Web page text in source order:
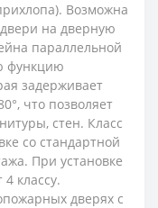
Возможна
на дверную
параллельной
функцию
задерживает
что позволяет
стен. Класс
со стандартной
При установке
4 классу.
дверях с